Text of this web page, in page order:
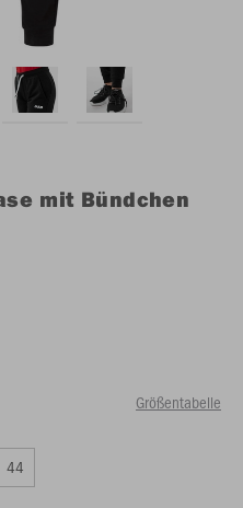
mit Bündchen
Größentabelle
44